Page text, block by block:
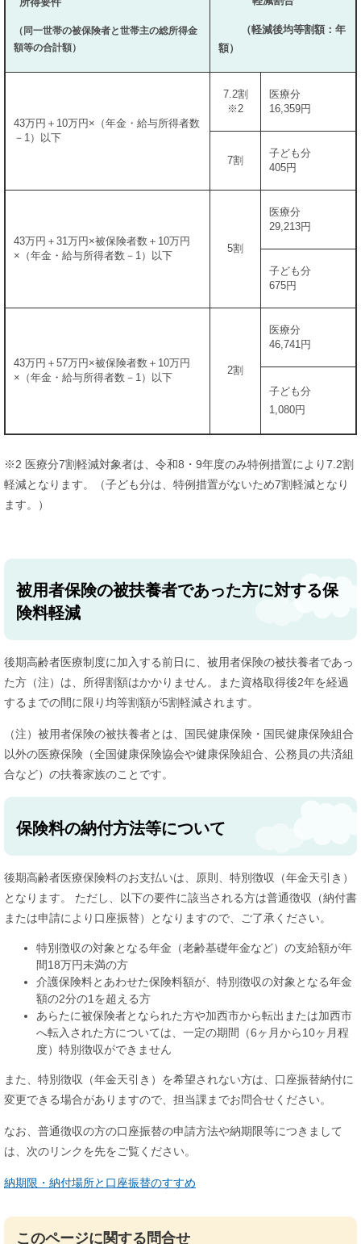
（同一世帯の被保険者と世帯主の総所得金
額等の合計額）
​（軽減後均等割額：年
額）
43万円＋10万円×（年金・給与所得者数
－1）以下
7.2割
※2
医療分
16,359円
7割
子ども分
405円
43万円＋31万円×被保険者数＋10万円
×（年金・給与所得者数－1）以下
5割
医療分
29,213円
子ども分
675円
43万円＋57万円×被保険者数＋10万円
×（年金・給与所得者数－1）以下
2割
医療分
46,741円
子ども分
1,080円
※2 医療分7割軽減対象者は、令和8・9年度のみ特例措置により7.2割
軽減となります。（子ども分は、特例措置がないため7割軽減となり
ます。）
被用者保険の被扶養者であった方に対する保
険料軽減
後期高齢者医療制度に加入する前日に、被用者保険の被扶養者であっ
た方（注）は、所得割額はかかりません。また資格取得後2年を経過
するまでの間に限り均等割額が5割軽減されます。
（注）被用者保険の被扶養者とは、国民健康保険・国民健康保険組合
以外の医療保険（全国健康保険協会や健康保険組合、公務員の共済組
合など）の扶養家族のことです。
保険料の納付方法等について
後期高齢者医療保険料のお支払いは、原則、特別徴収（年金天引き）
となります。 ただし、以下の要件に該当される方は普通徴収（納付書
または申請により口座振替）となりますので、ご了承ください。
特別徴収の対象となる年金（老齢基礎年金など）の支給額が年
間18万円未満の方
介護保険料とあわせた保険料額が、特別徴収の対象となる年金
額の2分の1を超える方
あらたに被保険者となられた方や加西市から転出または加西市
へ転入された方については、一定の期間（6ヶ月から10ヶ月程
度）特別徴収ができません
また、特別徴収（年金天引き）を希望されない方は、口座振替納付に
変更できる場合がありますので、担当課までお問合せください。
なお、普通徴収の方の口座振替の申請方法や納期限等につきまして
は、次のリンクを先をご覧ください。
納期限・納付場所と口座振替のすすめ
このページに関する問合せ